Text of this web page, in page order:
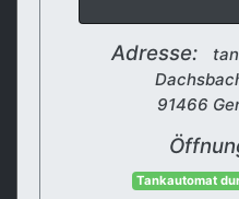
Adresse:
91466
Tankautomat